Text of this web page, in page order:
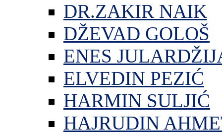
DR.ZAKIR NAIK
DŽEVAD GOLOŠ
ENES
ELVEDIN PEZIĆ
HARMIN SULJIĆ
HAJRUDIN